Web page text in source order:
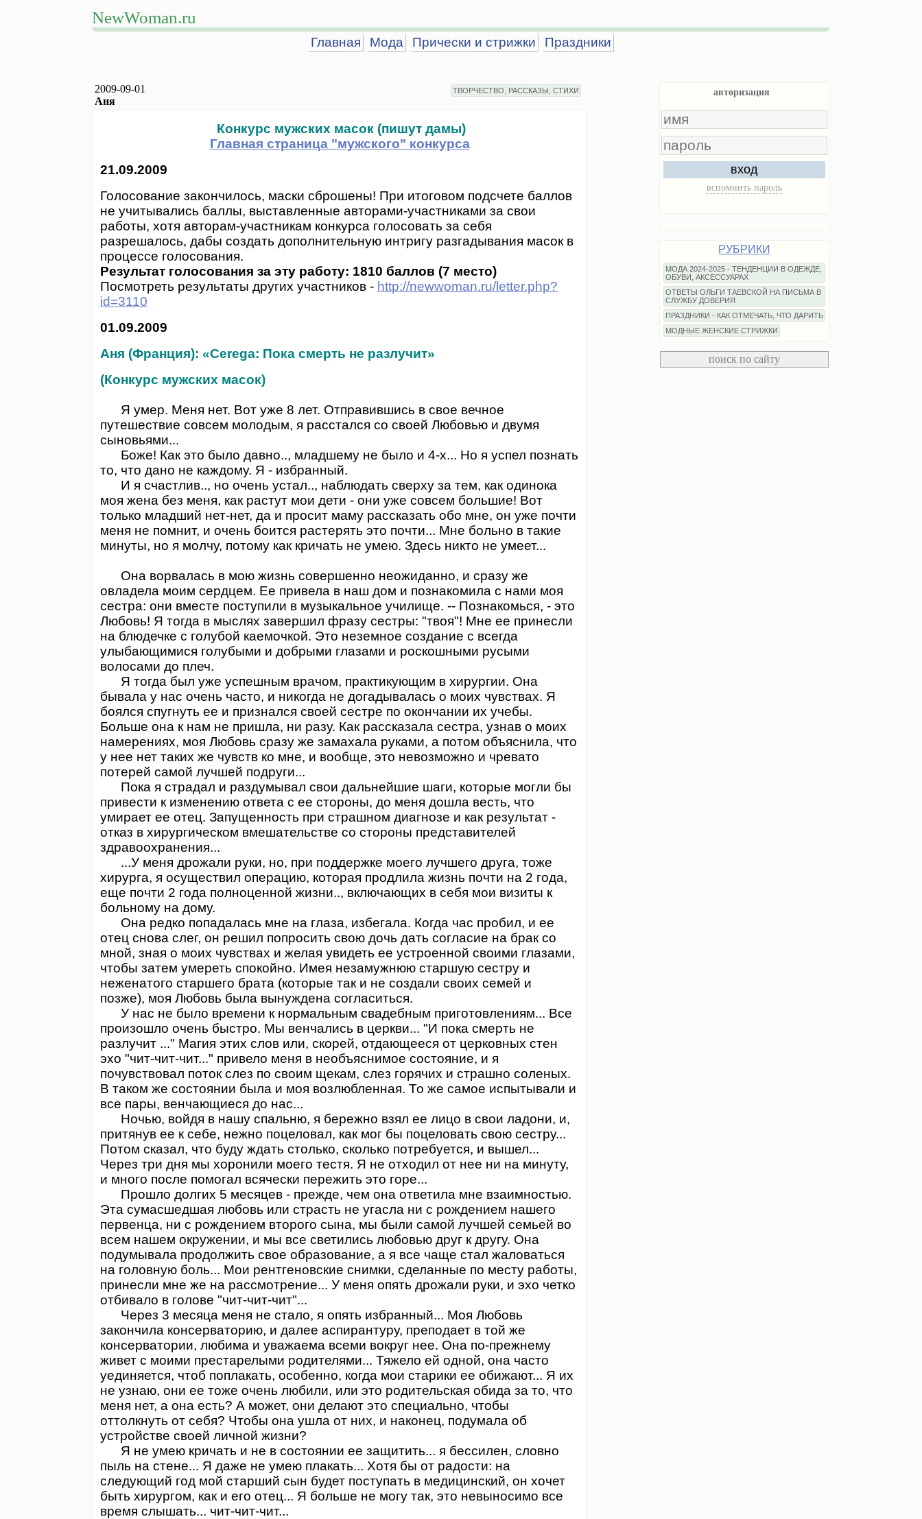
NewWoman.ru
Главная Мода Прически и стрижки Праздники
2009-09-01
Аня
ТВОРЧЕСТВО, РАССКАЗЫ, СТИХИ
Конкурс мужских масок (пишут дамы)
Главная страница "мужского" конкурса
21.09.2009
Голосование закончилось, маски сброшены! При итоговом подсчете баллов
не учитывались баллы, выставленные авторами-участниками за свои
работы, хотя авторам-участникам конкурса голосовать за себя
разрешалось, дабы создать дополнительную интригу разгадывания масок в
процессе голосования.
Результат голосования за эту работу: 1810 баллов (7 место)
Посмотреть результаты других участников - http://newwoman.ru/letter.php?
id=3110
01.09.2009
Аня (Франция): «Cerega: Пока смерть не разлучит»
(Конкурс мужских масок)
Я умер. Меня нет. Вот уже 8 лет. Отправившись в свое вечное
путешествие совсем молодым, я расстался со своей Любовью и двумя
сыновьями...
Боже! Как это было давно.., младшему не было и 4-х... Но я успел познать
то, что дано не каждому. Я - избранный.
И я счастлив.., но очень устал.., наблюдать сверху за тем, как одинока
моя жена без меня, как растут мои дети - они уже совсем большие! Вот
только младший нет-нет, да и просит маму рассказать обо мне, он уже почти
меня не помнит, и очень боится растерять это почти... Мне больно в такие
минуты, но я молчу, потому как кричать не умею. Здесь никто не умеет...
Она ворвалась в мою жизнь совершенно неожиданно, и сразу же
овладела моим сердцем. Ее привела в наш дом и познакомила с нами моя
сестра: они вместе поступили в музыкальное училище. -- Познакомься, - это
Любовь! Я тогда в мыслях завершил фразу сестры: "твоя"! Мне ее принесли
на блюдечке с голубой каемочкой. Это неземное создание с всегда
улыбающимися голубыми и добрыми глазами и роскошными русыми
волосами до плеч.
Я тогда был уже успешным врачом, практикующим в хирургии. Она
бывала у нас очень часто, и никогда не догадывалась о моих чувствах. Я
боялся спугнуть ее и признался своей сестре по окончании их учебы.
Больше она к нам не пришла, ни разу. Как рассказала сестра, узнав о моих
намерениях, моя Любовь сразу же замахала руками, а потом объяснила, что
у нее нет таких же чувств ко мне, и вообще, это невозможно и чревато
потерей самой лучшей подруги...
Пока я страдал и раздумывал свои дальнейшие шаги, которые могли бы
привести к изменению ответа с ее стороны, до меня дошла весть, что
умирает ее отец. Запущенность при страшном диагнозе и как результат -
отказ в хирургическом вмешательстве со стороны представителей
здравоохранения...
...У меня дрожали руки, но, при поддержке моего лучшего друга, тоже
хирурга, я осуществил операцию, которая продлила жизнь почти на 2 года,
еще почти 2 года полноценной жизни.., включающих в себя мои визиты к
больному на дому.
Она редко попадалась мне на глаза, избегала. Когда час пробил, и ее
отец снова слег, он решил попросить свою дочь дать согласие на брак со
мной, зная о моих чувствах и желая увидеть ее устроенной своими глазами,
чтобы затем умереть спокойно. Имея незамужнюю старшую сестру и
неженатого старшего брата (которые так и не создали своих семей и
позже), моя Любовь была вынуждена согласиться.
У нас не было времени к нормальным свадебным приготовлениям... Все
произошло очень быстро. Мы венчались в церкви... "И пока смерть не
разлучит ..." Магия этих слов или, скорей, отдающееся от церковных стен
эхо "чит-чит-чит..." привело меня в необъяснимое состояние, и я
почувствовал поток слез по своим щекам, слез горячих и страшно соленых.
В таком же состоянии была и моя возлюбленная. То же самое испытывали и
все пары, венчающиеся до нас...
Ночью, войдя в нашу спальню, я бережно взял ее лицо в свои ладони, и,
притянув ее к себе, нежно поцеловал, как мог бы поцеловать свою сестру...
Потом сказал, что буду ждать столько, сколько потребуется, и вышел...
Через три дня мы хоронили моего тестя. Я не отходил от нее ни на минуту,
и много после помогал всячески пережить это горе...
Прошло долгих 5 месяцев - прежде, чем она ответила мне взаимностью.
Эта сумасшедшая любовь или страсть не угасла ни с рождением нашего
первенца, ни с рождением второго сына, мы были самой лучшей семьей во
всем нашем окружении, и мы все светились любовью друг к другу. Она
подумывала продолжить свое образование, а я все чаще стал жаловаться
на головную боль... Мои рентгеновские снимки, сделанные по месту работы,
принесли мне же на рассмотрение... У меня опять дрожали руки, и эхо четко
отбивало в голове "чит-чит-чит"...
Через 3 месяца меня не стало, я опять избранный... Моя Любовь
закончила консерваторию, и далее аспирантуру, преподает в той же
консерватории, любима и уважаема всеми вокруг нее. Она по-прежнему
живет с моими престарелыми родителями... Тяжело ей одной, она часто
уединяется, чтоб поплакать, особенно, когда мои старики ее обижают... Я их
не узнаю, они ее тоже очень любили, или это родительская обида за то, что
меня нет, а она есть? А может, они делают это специально, чтобы
оттолкнуть от себя? Чтобы она ушла от них, и наконец, подумала об
устройстве своей личной жизни?
Я не умею кричать и не в состоянии ее защитить... я бессилен, словно
пыль на стене... Я даже не умею плакать... Хотя бы от радости: на
следующий год мой старший сын будет поступать в медицинский, он хочет
быть хирургом, как и его отец... Я больше не могу так, это невыносимо все
время слышать... чит-чит-чит...
авторизация
вход
вспомнить пароль
РУБРИКИ
МОДА 2024-2025 - ТЕНДЕНЦИИ В ОДЕЖДЕ,
ОБУВИ, АКСЕССУАРАХ
ОТВЕТЫ ОЛЬГИ ТАЕВСКОЙ НА ПИСЬМА В
СЛУЖБУ ДОВЕРИЯ
ПРАЗДНИКИ - КАК ОТМЕЧАТЬ, ЧТО ДАРИТЬ
МОДНЫЕ ЖЕНСКИЕ СТРИЖКИ